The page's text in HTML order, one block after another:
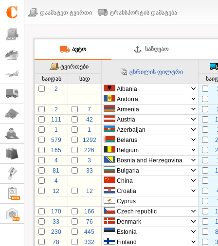
დაამატეთ ტვირთი ტრანსპორტის დამატება
ᲐᲕᲢᲝ ᲡᲐᲖᲦᲕᲐᲝ
ტვირთები
ცხრილის ფილტრი
საიდან
სად
2
Albania
Andorra
2
7 Armenia
111
42 Austria
1
1 Azerbaijan
579
1292 Belarus
165
226 Belgium
4
3 Bosnia and Herzegovina
81
33 Bulgaria
4
China
12
12 Croatia
Cyprus
170
166 Czech republic
33
76 Denmark
230
445 Estonia
78
332 Finland